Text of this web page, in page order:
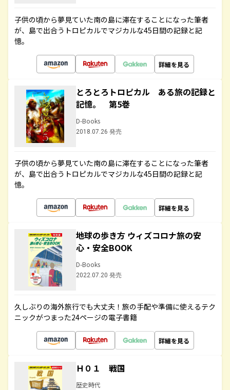
子供の頃から夢見ていた南の島に滞在することになった筆者
が、島で出合うトロピカルでマジカルな45日間の記録と記
憶。
詳細を見る
とろとろトロピカル ある旅の記録と
記憶。 第5巻
D-Books
2018.07.26 発売
子供の頃から夢見ていた南の島に滞在することになった筆者
が、島で出合うトロピカルでマジカルな45日間の記録と記
憶。
詳細を見る
地球の歩き方 ウィズコロナ旅の安
心・安全BOOK
D-Books
2022.07.20 発売
久しぶりの海外旅行でも大丈夫！旅の手配や準備に使えるテク
ニックがつまった24ページの電子書籍
詳細を見る
Ｈ０１ 戦国
歴史時代